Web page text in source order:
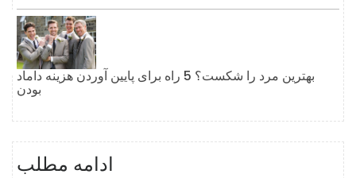
بهترین مرد را شکست؟ 5 راه برای پایین آوردن هزینه داماد
بودن
ادامه مطلب